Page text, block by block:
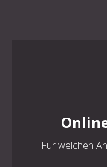
Für welchen